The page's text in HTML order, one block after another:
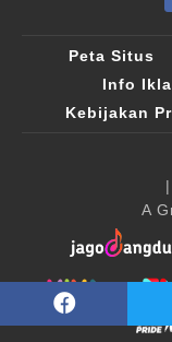
Peta Situs
Info
Kebijakan
A